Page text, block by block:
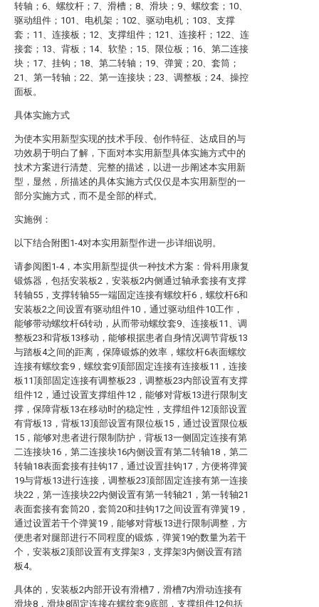
转轴；6、螺纹杆；7、滑槽；8、滑块；9、螺纹套；10、
驱动组件；101、电机架；102、驱动电机；103、支撑
套；11、连接板；12、支撑组件；121、连接杆；122、连
接套；13、背板；14、软垫；15、限位板；16、第二连接
块；17、挂钩；18、第二转轴；19、弹簧；20、套筒；
21、第一转轴；22、第一连接块；23、调整板；24、操控
面板。
具体实施方式
为使本实用新型实现的技术手段、创作特征、达成目的与
功效易于明白了解，下面对本实用新型具体实施方式中的
技术方案进行清楚、完整的描述，以进一步阐述本实用新
型，显然，所描述的具体实施方式仅仅是本实用新型的一
部分实施方式，而不是全部的样式。
实施例：
以下结合附图1-4对本实用新型作进一步详细说明。
请参阅图1-4，本实用新型提供一种技术方案：骨科用康复
锻炼器，包括安装板2，安装板2内侧通过轴承套接有支撑
转轴55，支撑转轴55一端固定连接有螺纹杆6，螺纹杆6和
安装板2之间设置有驱动组件10，通过驱动组件10工作，
能够带动螺纹杆6转动，从而带动螺纹套9、连接板11、调
整板23和背板13移动，能够根据患者自身情况调节背板13
与踏板4之间的距离，保障锻炼的效率，螺纹杆6表面螺纹
连接有螺纹套9，螺纹套9顶部固定连接有连接板11，连接
板11顶部固定连接有调整板23，调整板23内部设置有支撑
组件12，通过设置支撑组件12，能够对背板13进行限制支
撑，保障背板13在移动时的稳定性，支撑组件12顶部设置
有背板13，背板13顶部设置有限位板15，通过设置限位板
15，能够对患者进行限制防护，背板13一侧固定连接有第
二连接块16，第二连接块16内侧设置有第二转轴18，第二
转轴18表面套接有挂钩17，通过设置挂钩17，方便将弹簧
19与背板13进行连接，调整板23顶部固定连接有第一连接
块22，第一连接块22内侧设置有第一转轴21，第一转轴21
表面套接有套筒20，套筒20和挂钩17之间设置有弹簧19，
通过设置若干个弹簧19，能够对背板13进行限制调整，方
便患者对腿部进行不同程度的锻炼，弹簧19的数量为若干
个，安装板2顶部设置有支撑架3，支撑架3内侧设置有踏
板4。
具体的，安装板2内部开设有滑槽7，滑槽7内滑动连接有
滑块8，滑块8固定连接在螺纹套9底部，支撑组件12包括